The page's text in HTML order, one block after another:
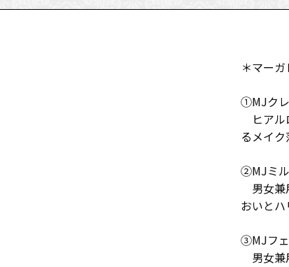
＊マー
①MJク
ヒア
るメイク
②MJミ
男女兼
おいとハ
③MJフ
男女兼